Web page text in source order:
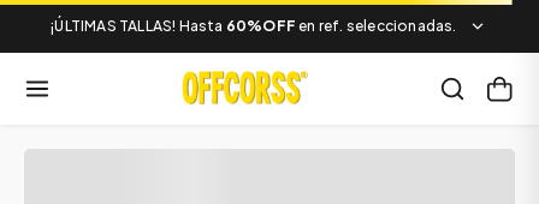
¡ÚLTIMAS TALLAS! Hasta 60%OFF en ref. seleccionadas.